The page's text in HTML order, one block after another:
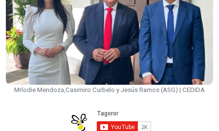
Mrlodie Mendoza,Casimiro Curbelo y Jesús Ramos (ASG) | CEDIDA